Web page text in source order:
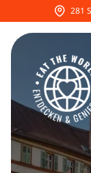
281